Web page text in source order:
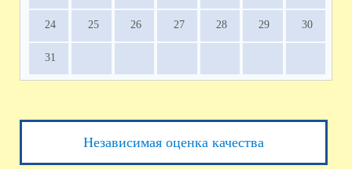
24 25 26 27 28 29 30
31
Независимая оценка качества